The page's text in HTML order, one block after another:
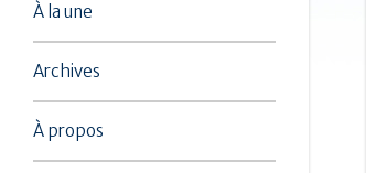
À la une
Archives
À propos